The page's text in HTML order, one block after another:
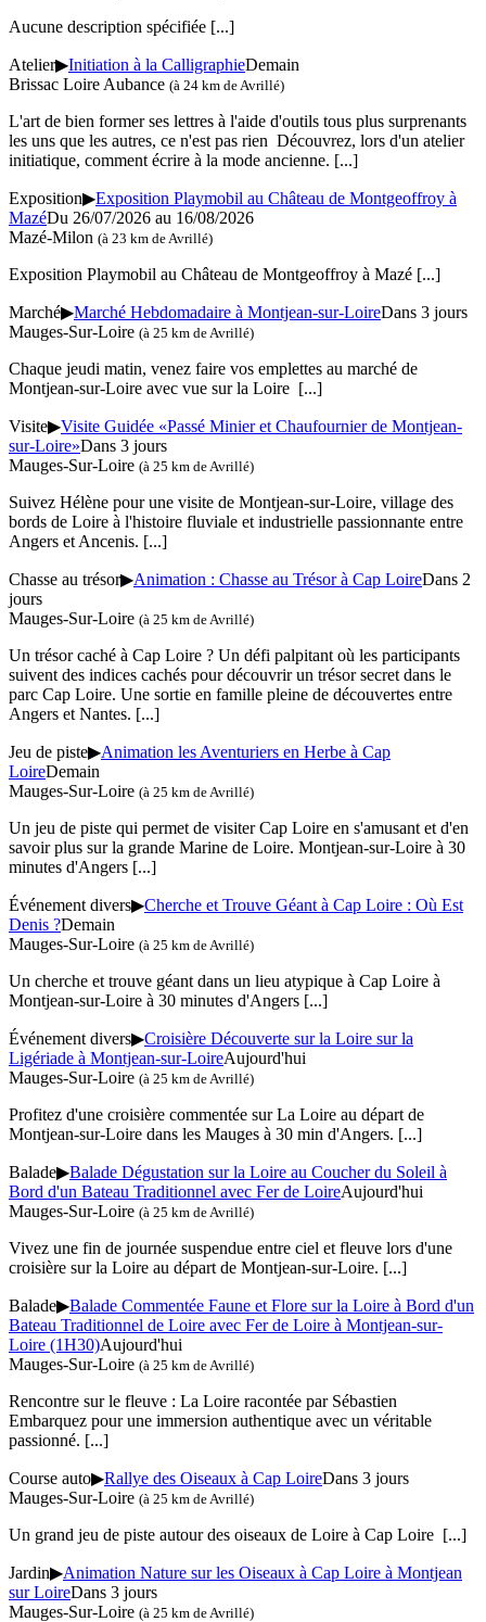
Aucune description spécifiée [...]
Atelier▶Initiation à la CalligraphieDemain
Brissac Loire Aubance (à 24 km de Avrillé)
L'art de bien former ses lettres à l'aide d'outils tous plus surprenants
les uns que les autres, ce n'est pas rien Découvrez, lors d'un atelier
initiatique, comment écrire à la mode ancienne. [...]
Exposition▶Exposition Playmobil au Château de Montgeoffroy à
MazéDu 26/07/2026 au 16/08/2026
Mazé-Milon (à 23 km de Avrillé)
Exposition Playmobil au Château de Montgeoffroy à Mazé [...]
Marché▶Marché Hebdomadaire à Montjean-sur-LoireDans 3 jours
Mauges-Sur-Loire (à 25 km de Avrillé)
Chaque jeudi matin, venez faire vos emplettes au marché de
Montjean-sur-Loire avec vue sur la Loire [...]
Visite▶Visite Guidée «Passé Minier et Chaufournier de Montjean-
sur-Loire»Dans 3 jours
Mauges-Sur-Loire (à 25 km de Avrillé)
Suivez Hélène pour une visite de Montjean-sur-Loire, village des
bords de Loire à l'histoire fluviale et industrielle passionnante entre
Angers et Ancenis. [...]
Chasse au trésor▶Animation : Chasse au Trésor à Cap LoireDans 2
jours
Mauges-Sur-Loire (à 25 km de Avrillé)
Un trésor caché à Cap Loire ? Un défi palpitant où les participants
suivent des indices cachés pour découvrir un trésor secret dans le
parc Cap Loire. Une sortie en famille pleine de découvertes entre
Angers et Nantes. [...]
Jeu de piste▶Animation les Aventuriers en Herbe à Cap
LoireDemain
Mauges-Sur-Loire (à 25 km de Avrillé)
Un jeu de piste qui permet de visiter Cap Loire en s'amusant et d'en
savoir plus sur la grande Marine de Loire. Montjean-sur-Loire à 30
minutes d'Angers [...]
Événement divers▶Cherche et Trouve Géant à Cap Loire : Où Est
Denis ?Demain
Mauges-Sur-Loire (à 25 km de Avrillé)
Un cherche et trouve géant dans un lieu atypique à Cap Loire à
Montjean-sur-Loire à 30 minutes d'Angers [...]
Événement divers▶Croisière Découverte sur la Loire sur la
Ligériade à Montjean-sur-LoireAujourd'hui
Mauges-Sur-Loire (à 25 km de Avrillé)
Profitez d'une croisière commentée sur La Loire au départ de
Montjean-sur-Loire dans les Mauges à 30 min d'Angers. [...]
Balade▶Balade Dégustation sur la Loire au Coucher du Soleil à
Bord d'un Bateau Traditionnel avec Fer de LoireAujourd'hui
Mauges-Sur-Loire (à 25 km de Avrillé)
Vivez une fin de journée suspendue entre ciel et fleuve lors d'une
croisière sur la Loire au départ de Montjean-sur-Loire. [...]
Balade▶Balade Commentée Faune et Flore sur la Loire à Bord d'un
Bateau Traditionnel de Loire avec Fer de Loire à Montjean-sur-
Loire (1H30)Aujourd'hui
Mauges-Sur-Loire (à 25 km de Avrillé)
Rencontre sur le fleuve : La Loire racontée par Sébastien
Embarquez pour une immersion authentique avec un véritable
passionné. [...]
Course auto▶Rallye des Oiseaux à Cap LoireDans 3 jours
Mauges-Sur-Loire (à 25 km de Avrillé)
Un grand jeu de piste autour des oiseaux de Loire à Cap Loire [...]
Jardin▶Animation Nature sur les Oiseaux à Cap Loire à Montjean
sur LoireDans 3 jours
Mauges-Sur-Loire (à 25 km de Avrillé)